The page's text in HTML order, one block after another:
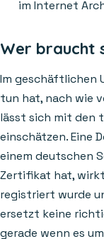
im Internet
Wer braucht
Im geschäftlichen
tun hat, nach wie
lässt sich mit den
einschätzen. Eine
einem deutschen
Zertifikat hat, wirkt
registriert wurde
ersetzt keine
gerade wenn es